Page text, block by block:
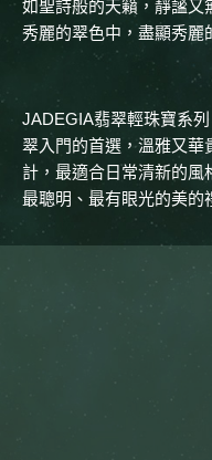
如聖詩般的天籟，靜謐又
秀麗的翠色中，盡顯秀麗
JADEGIA翡翠輕珠寶系
翠入門的首選，溫雅又華
計，最適合日常清新的
最聰明、最有眼光的美的